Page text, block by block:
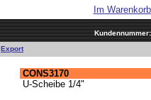
Im
Export
CONS3170
U-Scheibe 1/4"